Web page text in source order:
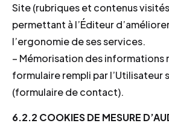
Site (rubriques et contenus
permettant à l’Éditeur
l’ergonomie de ses services.
– Mémorisation des informations
formulaire rempli par l’Utilisateur
(formulaire de contact).
6.2.2 COOKIES DE MESURE